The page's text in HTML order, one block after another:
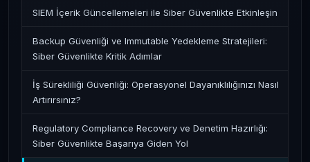
SIEM İçerik Güncellemeleri ile Siber Güvenlikte Etkinleşin
Backup Güvenliği ve Immutable Yedekleme Stratejileri:
Siber Güvenlikte Kritik Adımlar
İş Sürekliliği Güvenliği: Operasyonel Dayanıklılığınızı Nasıl
Artırırsınız?
Regulatory Compliance Recovery ve Denetim Hazırlığı:
Siber Güvenlikte Başarıya Giden Yol